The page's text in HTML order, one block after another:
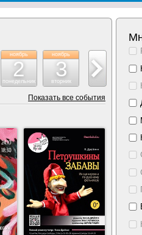
ноябрь
2
понедельник
ноябрь
3
вторник
4
Показать все события